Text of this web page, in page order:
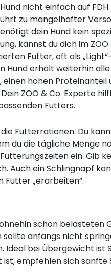
nicht einfach auf
zu mangelhafter
dein Hund kein
kannst du dich im
Futter, oft als
Hund erhält weiterhin
einen hohen Proteinanteil
ZOO & Co. Experte
Futters.
Futterrationen. Du
du die tägliche Menge
ein. Gib
Auch ein Schlingnapf
Futter „erarbeiten“.
schon belasteten
sollte anfangs nicht
bei Übergewicht ist
empfehlen sich sanfte